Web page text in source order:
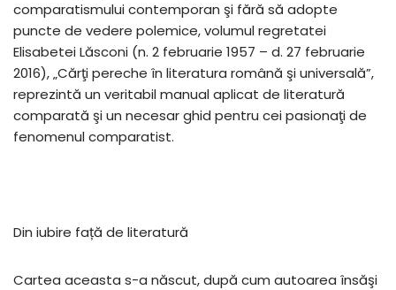
comparatismului contemporan şi fără să adopte
puncte de vedere polemice, volumul regretatei
Elisabetei Lăsconi (n. 2 februarie 1957 – d. 27 februarie
2016), „Cărţi pereche în literatura română şi universală”,
reprezintă un veritabil manual aplicat de literatură
comparată şi un necesar ghid pentru cei pasionaţi de
fenomenul comparatist.
Din iubire față de literatură
Cartea aceasta s-a născut, după cum autoarea însăşi